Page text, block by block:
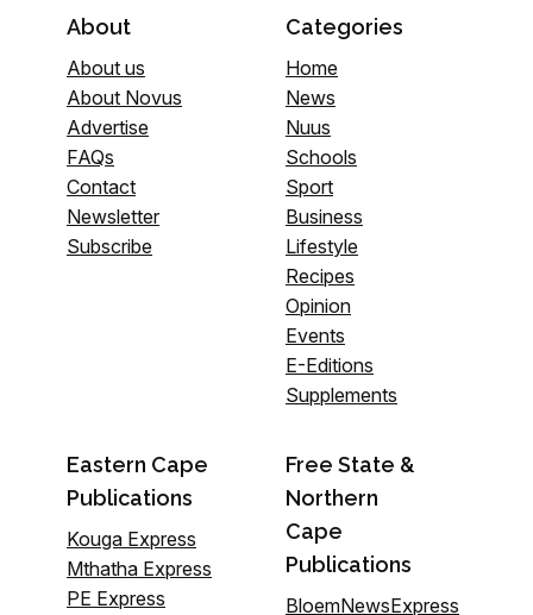
About
About us
About Novus
Advertise
FAQs
Contact
Newsletter
Subscribe
Categories
Home
News
Nuus
Schools
Sport
Business
Lifestyle
Recipes
Opinion
Events
E-Editions
Supplements
Eastern Cape
Publications
Kouga Express
Mthatha Express
PE Express
Free State &
Northern
Cape
Publications
BloemNewsExpress